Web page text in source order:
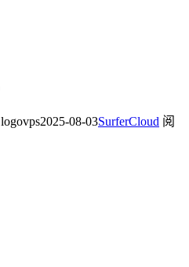
logovps2025-08-03SurferCloud 阅